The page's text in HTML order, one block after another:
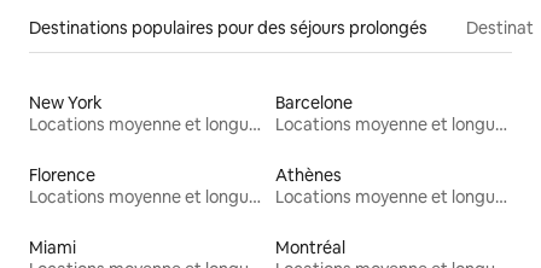
Destinations populaires pour des séjours prolongés
New York
Locations moyenne et longue durée
Barcelone
Locations moyenne et longue durée
Florence
Locations moyenne et longue durée
Athènes
Locations moyenne et longue durée
Miami
Montréal